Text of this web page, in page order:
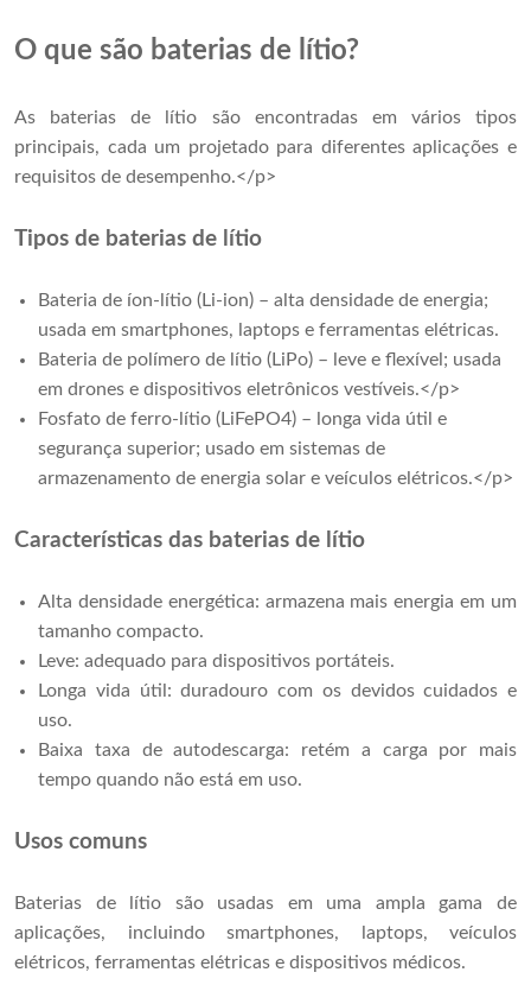
O que são baterias de lítio?
As baterias de lítio são encontradas em vários tipos
principais, cada um projetado para diferentes aplicações e
requisitos de desempenho.</p>
Tipos de baterias de lítio
Bateria de íon-lítio (Li-ion) – alta densidade de energia;
usada em smartphones, laptops e ferramentas elétricas.
Bateria de polímero de lítio (LiPo) – leve e flexível; usada
em drones e dispositivos eletrônicos vestíveis.</p>
Fosfato de ferro-lítio (LiFePO4) – longa vida útil e
segurança superior; usado em sistemas de
armazenamento de energia solar e veículos elétricos.</p>
Características das baterias de lítio
Alta densidade energética: armazena mais energia em um
tamanho compacto.
Leve: adequado para dispositivos portáteis.
Longa vida útil: duradouro com os devidos cuidados e
uso.
Baixa taxa de autodescarga: retém a carga por mais
tempo quando não está em uso.
Usos comuns
Baterias de lítio são usadas em uma ampla gama de
aplicações, incluindo smartphones, laptops, veículos
elétricos, ferramentas elétricas e dispositivos médicos.